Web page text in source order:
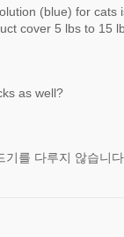
(blue) for cats
cover 5 lbs to 15
as well?
를 다루지 않습니다.